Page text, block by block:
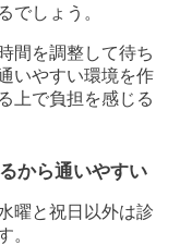
でしょう。
間を調整して待ち
いやすい環境を作
上で負担を感じる
から通いやすい
曜と祝日以外は診
。